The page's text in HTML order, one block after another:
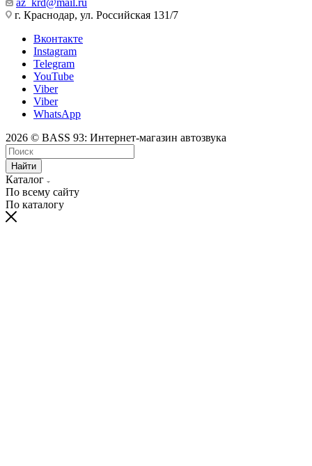
az_krd@mail.ru
г. Краснодар, ул. Российская 131/7
Вконтакте
Instagram
Telegram
YouTube
Viber
Viber
WhatsApp
2026 © BASS 93: Интернет-магазин автозвука
Найти
Каталог
По всему сайту
По каталогу